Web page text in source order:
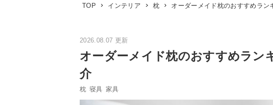
TOP インテリア 枕 オーダーメイド枕のおすすめラン
2026.08.07 更新
オーダーメイド枕のおすすめラン
介
枕 寝具 家具